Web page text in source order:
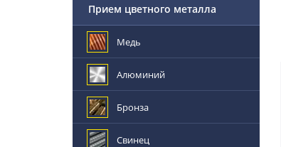
Прием цветного металла
Медь
Алюминий
Бронза
Свинец